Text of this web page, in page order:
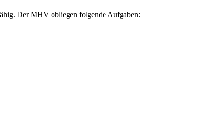
Der MHV obliegen folgende Aufgaben: